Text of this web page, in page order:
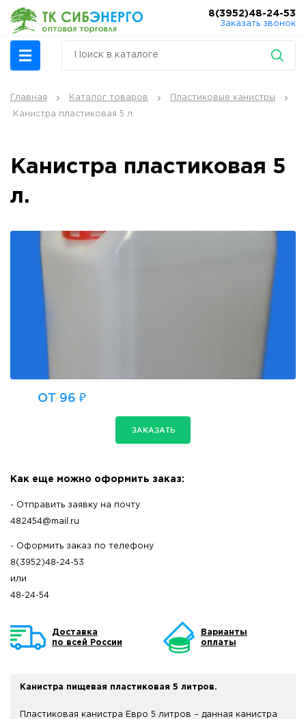
8(3952)48-24-53
Заказать звонок
Главная Каталог товаров Пластиковые канистры
Канистра пластиковая 5 л.
Канистра пластиковая 5
л.
ОТ 96 ₽
ЗАКАЗАТЬ
Как еще можно оформить заказ:
- Отправить заявку на почту
482454@mail.ru
- Оформить заказ по телефону
8(3952)48-24-53
или
48-24-54
Доставка
по всей России
Варианты
оплаты
Канистра пищевая пластиковая 5 литров.
Пластиковая канистра Евро 5 литров – данная канистра